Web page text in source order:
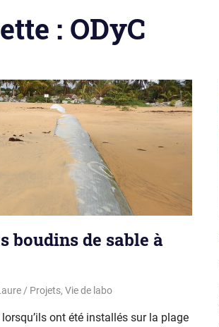
: ODyC
boudins de sable à
Projets, Vie de labo
ont été installés sur la plage